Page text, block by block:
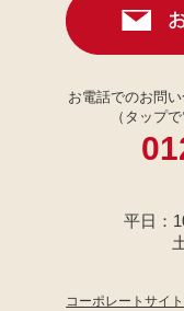
お電話でのお問
（タップ
平日：
コーポレートサイト